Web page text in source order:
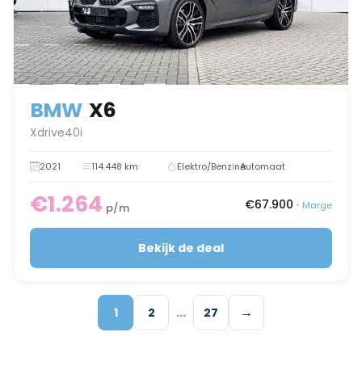
BMW X6
Xdrive40i
2021 114.448 km Elektro/BenzineAutomaat
€1.264 p/m €67.900 • Marge
Bekijk de deal
1 2 … 27 →